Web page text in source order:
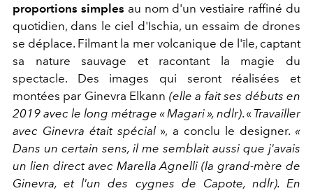
proportions simples au nom d'un vestiaire raffiné du
quotidien, dans le ciel d'Ischia, un essaim de drones
se déplace. Filmant la mer volcanique de l'île, captant
sa nature sauvage et racontant la magie du
spectacle. Des images qui seront réalisées et
montées par Ginevra Elkann (elle a fait ses débuts en
2019 avec le long métrage « Magari », ndlr). « Travailler
avec Ginevra était spécial », a conclu le designer. «
Dans un certain sens, il me semblait aussi que j'avais
un lien direct avec Marella Agnelli (la grand-mère de
Ginevra, et l'un des cygnes de Capote, ndlr). En